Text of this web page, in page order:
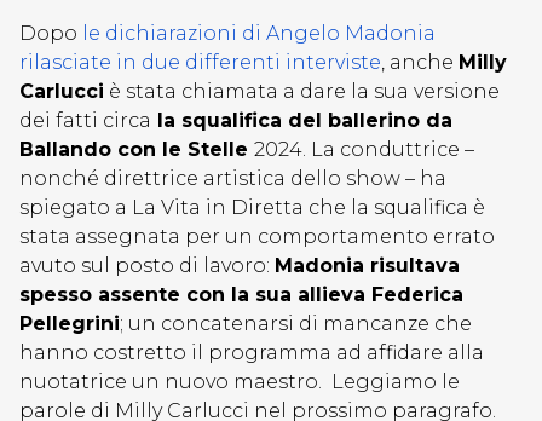
Dopo le dichiarazioni di Angelo Madonia
rilasciate in due differenti interviste, anche Milly
Carlucci è stata chiamata a dare la sua versione
dei fatti circa la squalifica del ballerino da
Ballando con le Stelle 2024. La conduttrice –
nonché direttrice artistica dello show – ha
spiegato a La Vita in Diretta che la squalifica è
stata assegnata per un comportamento errato
avuto sul posto di lavoro: Madonia risultava
spesso assente con la sua allieva Federica
Pellegrini; un concatenarsi di mancanze che
hanno costretto il programma ad affidare alla
nuotatrice un nuovo maestro. Leggiamo le
parole di Milly Carlucci nel prossimo paragrafo.